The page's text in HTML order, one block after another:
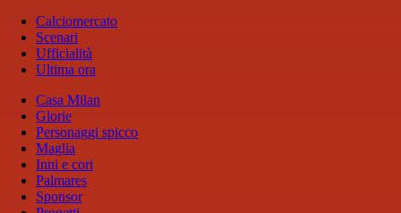
Calciomercato
Scenari
Ufficialità
Ultima ora
Casa Milan
Glorie
Personaggi spicco
Maglia
Inni e cori
Palmares
Sponsor